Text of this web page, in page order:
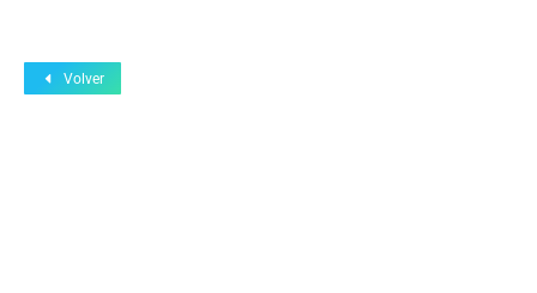
Volver